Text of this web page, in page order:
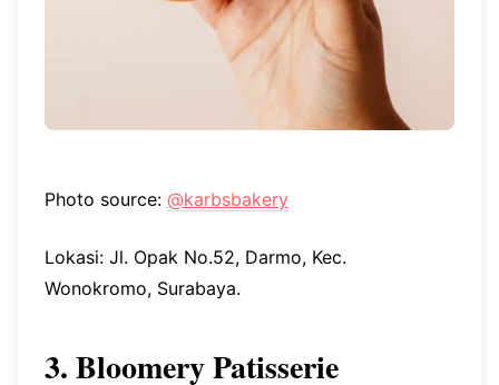
Photo source: @karbsbakery
Lokasi: Jl. Opak No.52, Darmo, Kec.
Wonokromo, Surabaya.
3. Bloomery Patisserie